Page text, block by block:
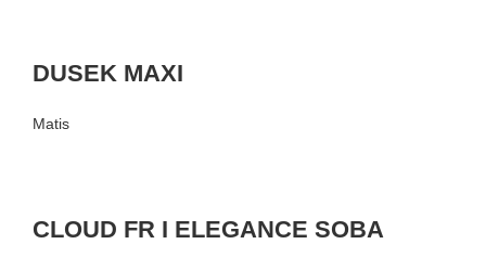
DUSEK MAXI
Matis
CLOUD FR I ELEGANCE SOBA